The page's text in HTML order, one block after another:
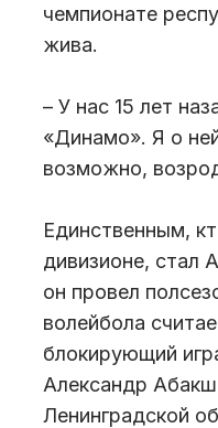
чемпионате
жива.
– У нас 15 лет
«Динамо». Я о
возможно,
Единственным,
дивизионе, стал
он провел
волейбола
блокирующий
Александр
Ленинградской